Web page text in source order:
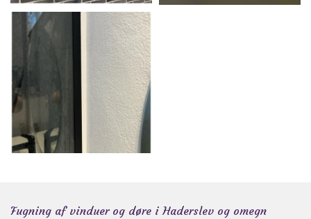
Fugning af vinduer og døre i Haderslev og omegn